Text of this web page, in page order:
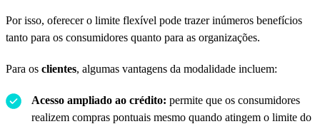
Por isso, oferecer o limite flexível pode trazer inúmeros benefícios
tanto para os consumidores quanto para as organizações.
Para os clientes, algumas vantagens da modalidade incluem:
Acesso ampliado ao crédito: permite que os consumidores
realizem compras pontuais mesmo quando atingem o limite do